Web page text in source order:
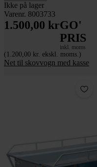
Ikke på lager
Varenr. 8003733
1.500,00 krGO'
PRIS
inkl. moms
(1.200,00 kr. ekskl. moms.)
Net til skovvogn med kasse